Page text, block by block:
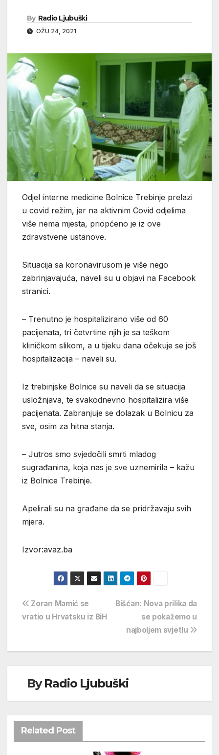
By Radio Ljubuški
OŽU 24, 2021
Odjel interne medicine Bolnice Trebinje prelazi
u covid režim, jer na aktivnim Covid odjelima
više nema mjesta, priopćeno je iz ove
zdravstvene ustanove.
Situacija sa koronavirusom je više nego
zabrinjavajuća, naveli su u objavi na Facebook
stranici.
– Trenutno je hospitalizirano više od 60
pacijenata, tri četvrtine njih je sa teškom
kliničkom slikom, a u tijeku dana očekuje se još
hospitalizacija – naveli su.
Iz trebinjske Bolnice su naveli da se situacija
usložnjava, te svakodnevno hospitalizira više
pacijenata. Zabranjuje se dolazak u Bolnicu za
sve, osim za hitna stanja.
– Jutros smo svjedočili smrti mladog
sugrađanina, koja nas je sve uznemirila – kažu
iz Bolnice Trebinje.
Apelirali su na građane da se pridržavaju svih
mjera.
Izvor:avaz.ba
Navigacija
Bišćan: Nova prilika da
se pokažemo u
najboljem svjetlu
Zoran Mamić se
vratio u Hrvatsku iz BiH
ByRadio Ljubuški
Related Post